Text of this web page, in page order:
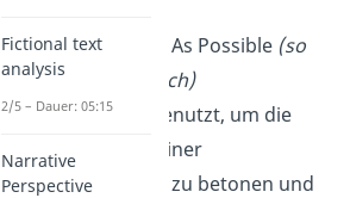
ASAP:As Soon As Possible (so
bald wie möglich)
„ASAP“ wird genutzt, um die
Dringlichkeit einer
Angelegenheit zu betonen und
Fictional text
analysis
2/5 – Dauer: 05:15
Narrative
Perspective